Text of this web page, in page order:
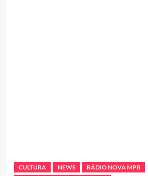
CULTURA NEWS
RÁDIO NOVA MPB